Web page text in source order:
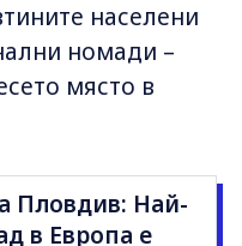
населени
номади –
място в
Пловдив: Най-
в Европа е